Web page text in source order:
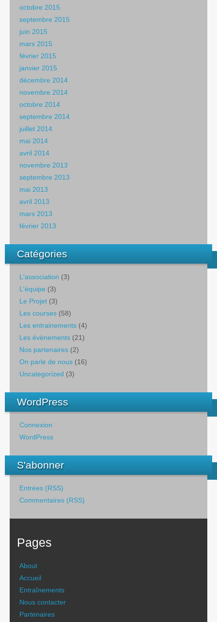
octobre 2015
septembre 2015
juin 2015
mars 2015
février 2015
janvier 2015
décembre 2014
novembre 2014
octobre 2014
septembre 2014
juillet 2014
mai 2014
avril 2014
novembre 2013
septembre 2013
mai 2013
avril 2013
mars 2013
février 2013
Catégories
L'association (3)
L'équipe (3)
Le Projet (3)
Les courses (58)
Les entrainements (4)
Les évènements (21)
Nos partenaires (2)
On parle de nous (16)
Uncategorized (3)
WordPress
Connexion
WordPress
S'abonner
Entrées (RSS)
Commentaires (RSS)
Pages
About
Accueil
Entraînements
Nous contacter
Partenaires